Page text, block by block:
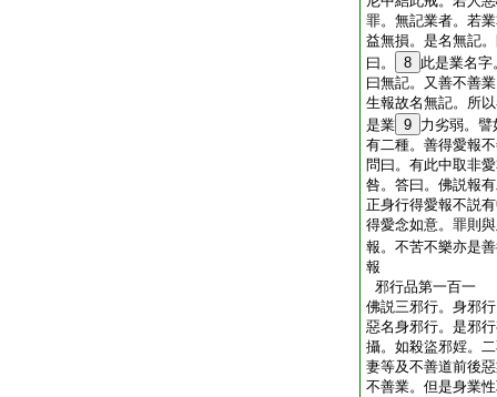
罪。無記業者。若
益無損。是名無記
曰。
8 此是業名
曰無記。又善不善
生報故名無記。所
是業 9 力劣弱。
有二種。善得愛報
問曰。有此中取非
咎。答曰。佛説報
正身行得愛報不説
得愛念如意。罪則
報。不苦不樂亦是
報
邪行品第一百一
佛説三邪行。身邪
惡名身邪行。是邪
攝。如殺盜邪婬。
妻等及不善道前後
不善業。但是身業